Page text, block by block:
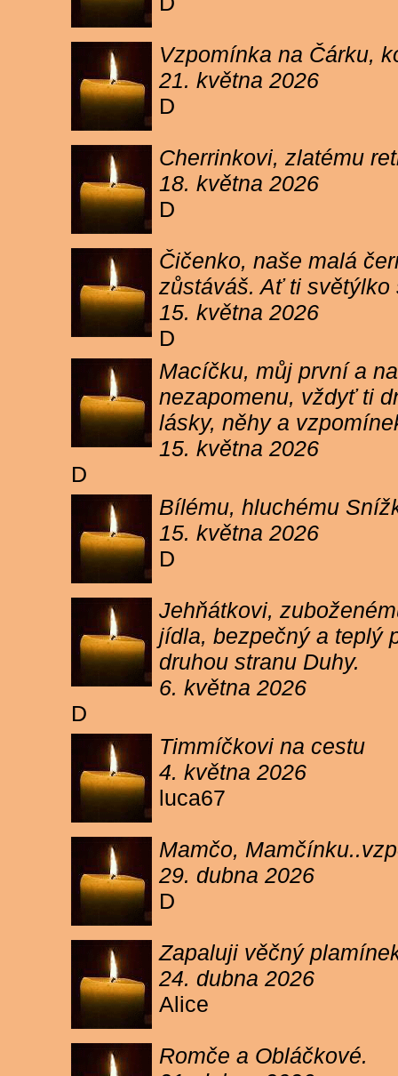
Vzpomínka na Čárku,
21. května 2026
D
Cherrinkovi, zlatému
18. května 2026
D
Čičenko, naše malá
zůstáváš. Ať ti
15. května 2026
D
Macíčku, můj první a
nezapomenu, vždyť ti
lásky, něhy a
15. května 2026
D
Bílému, hluchému
15. května 2026
D
Jehňátkovi,
jídla, bezpečný a teplý
druhou stranu Duhy.
6. května 2026
D
Timmíčkovi na cestu
4. května 2026
luca67
Mamčo,
29. dubna 2026
D
Zapaluji věčný
24. dubna 2026
Alice
Romče a Obláčkové.